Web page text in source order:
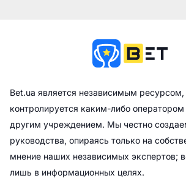
Bet.ua является независимым
контролируется каким-либо
другим учреждением. Мы честно
руководства, опираясь только на
мнение наших независимых экспертов;
лишь в информационных целях.